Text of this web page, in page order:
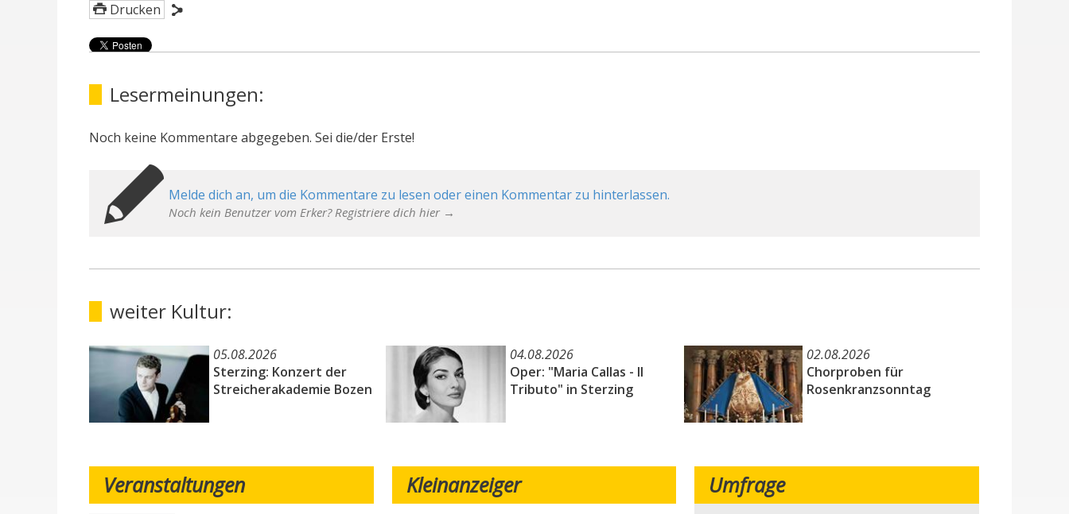
Drucken
Lesermeinungen:
Noch keine Kommentare abgegeben. Sei die/der Erste!
Melde dich an, um die Kommentare zu lesen oder einen Kommentar zu hinterlassen.
Noch kein Benutzer vom Erker? Registriere dich hier →
weiter Kultur:
05.08.2026
Sterzing: Konzert der
Streicherakademie Bozen
04.08.2026
Oper: "Maria Callas - Il
Tributo" in Sterzing
02.08.2026
Chorproben für
Rosenkranzsonntag
Veranstaltungen Kleinanzeiger Umfrage